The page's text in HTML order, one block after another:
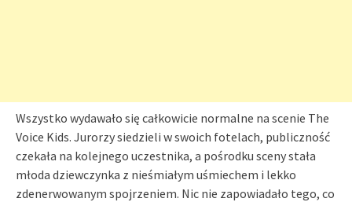
Wszystko wydawało się całkowicie normalne na scenie The
Voice Kids. Jurorzy siedzieli w swoich fotelach, publiczność
czekała na kolejnego uczestnika, a pośrodku sceny stała
młoda dziewczynka z nieśmiałym uśmiechem i lekko
zdenerwowanym spojrzeniem. Nic nie zapowiadało tego, co